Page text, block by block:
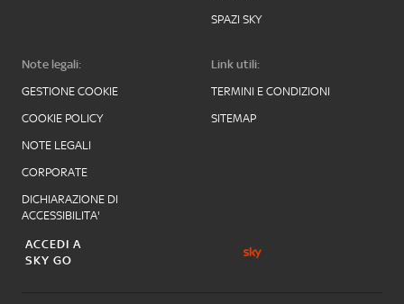
SPAZI SKY
Note legali:
GESTIONE COOKIE
COOKIE POLICY
NOTE LEGALI
CORPORATE
DICHIARAZIONE DI
ACCESSIBILITA'
Link utili:
TERMINI E CONDIZIONI
SITEMAP
ACCEDI A
SKY GO